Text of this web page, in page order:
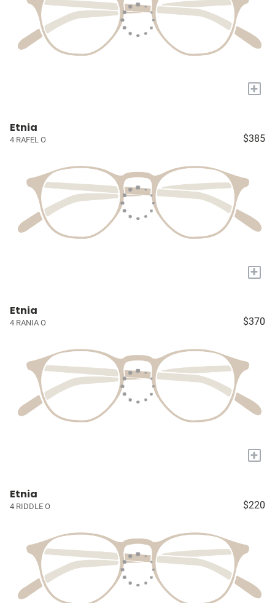
+
Etnia
4 RAFEL O $385
+
Etnia
4 RANIA O $370
+
Etnia
4 RIDDLE O $220